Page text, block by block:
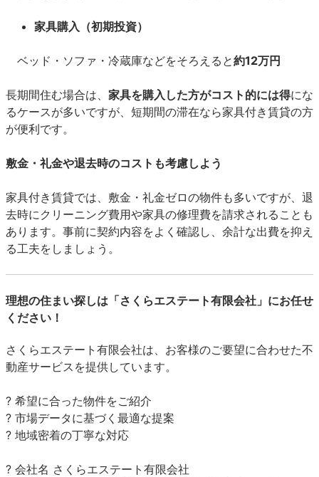
家具購入（初期投資）
ベッド・ソファ・冷蔵庫などをそろえると約12万円
長期間住む場合は、 家具を購入した方がコスト的には得にな
るケースが多いですが、短期間の滞在なら家具付き賃貸の方
が便利です。
敷金・礼金や退去時のコストも考慮しよう
家具付き賃貸では、敷金・礼金ゼロの物件も多いですが、退
去時にクリーニング費用や家具の修理費を請求されることも
あります。事前に契約内容をよく確認し、余計な出費を抑え
る工夫をしましょう。
理想の住まい探しは「さくらエステート有限会社」にお任せ
ください！
さくらエステート有限会社は、お客様のご要望に合わせた不
動産サービスを提供しています。
? 希望に合った物件をご紹介
? 市場データに基づく最適な提案
? 地域密着の丁寧な対応
? 会社名 さくらエステート有限会社